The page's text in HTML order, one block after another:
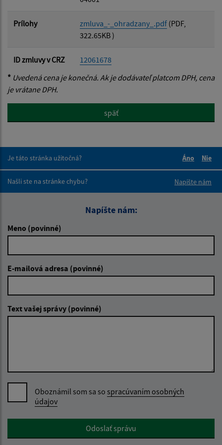
Prílohy zmluva_-_ohradzany_.pdf (PDF,
322.65KB )
ID zmluvy v CRZ
12061678
* Uvedená cena je konečná. Ak je dodávateľ platcom DPH, cena
je vrátane DPH.
späť
Je táto stránka užitočná?
Áno
Nie
Našli ste na stránke chybu?
Napíšte nám
Napíšte nám:
Meno (povinné)
E-mailová adresa (povinné)
Text vašej správy (povinné)
Oboznámil som sa so spracúvaním osobných
údajov
Google reCaptcha ResponseOdoslať správu